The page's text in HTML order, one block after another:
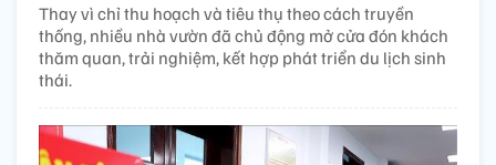
Thay vì chỉ thu hoạch và tiêu thụ theo cách truyền
thống, nhiều nhà vườn đã chủ động mở cửa đón khách
thăm quan, trải nghiệm, kết hợp phát triển du lịch sinh
thái.